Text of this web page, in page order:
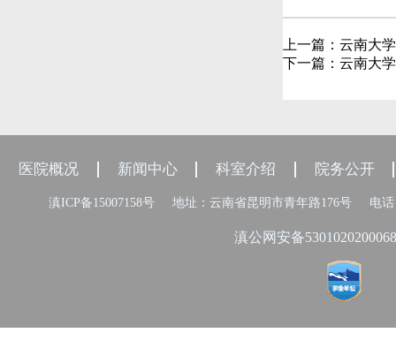
上一篇： 云南大
下一篇： 云南大
医院概况 新闻中心 科室介绍 院务公开
滇ICP备15007158号 地址：云南省昆明市青年路176号 电话
滇公网安备